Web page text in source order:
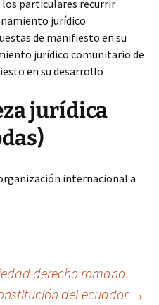
particulares recurrir
jurídico
de manifiesto en su
jurídico comunitario de
en su desarrollo
jurídica
internacional a
derecho romano
del ecuador →